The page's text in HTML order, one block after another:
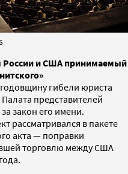
России и США принимаемый
гибели юриста
представителей
закон его имени.
рассматривался в пакете
акта — поправки
торговлю между США